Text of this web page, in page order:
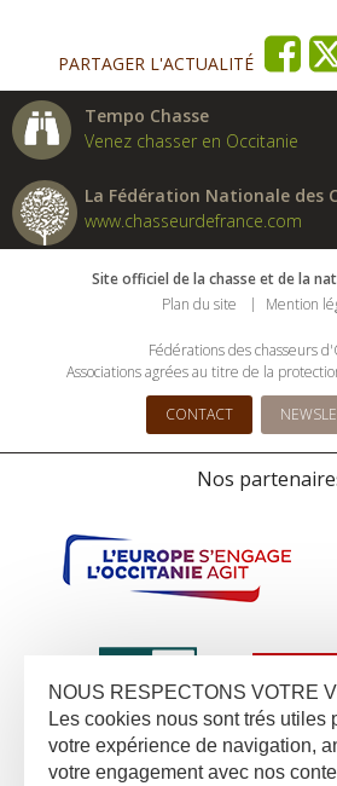
PARTAGER L'ACTUALITÉ
Tempo Chasse
Venez chasser en Occitanie
La Fédération Nationale des
www.chasseurdefrance.com
Site officiel de la chasse et de la
Plan du site
Mention
Fédérations des chasseurs
Associations agrées au titre de la
CONTACT
Nos
NOUS RESPECTONS VOTRE
Les cookies nous sont trés utiles
votre expérience de navigation,
votre engagement avec nos